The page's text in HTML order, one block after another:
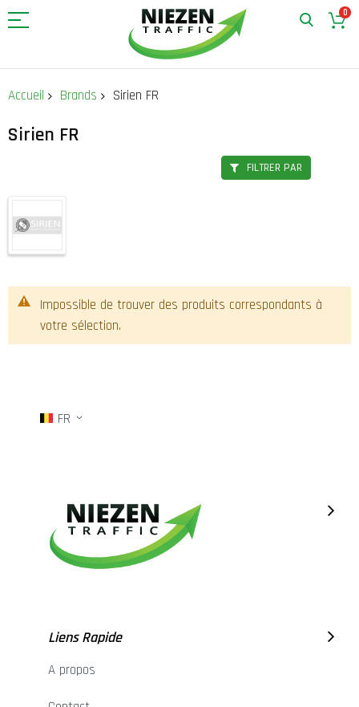
0
contenu
Accueil Brands Sirien FR
Sirien FR
Impossible de trouver des produits correspondants à
votre sélection.
FILTRER PAR
FR
Liens Rapide
A propos